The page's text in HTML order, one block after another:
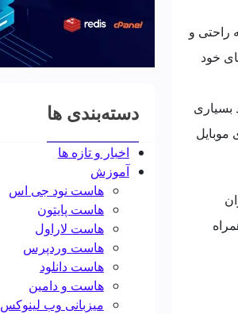
راحتی و
خود
بسیاری
موبایل
دسته‌بندی ها
اخبار و تازه ها
آموزش
هاست نود جی اس
هاست پایتون
هاست لاراول
هاست وردپرس
هاست دانلود
هاست و دامین
میزبانی وب لینوکس